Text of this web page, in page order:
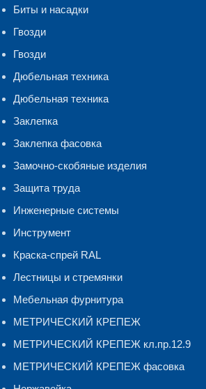
Биты и насадки
Гвозди
Гвозди
Дюбельная техника
Дюбельная техника
Заклепка
Заклепка фасовка
Замочно-скобяные изделия
Защита труда
Инженерные системы
Инструмент
Краска-спрей RAL
Лестницы и стремянки
Мебельная фурнитура
МЕТРИЧЕСКИЙ КРЕПЕЖ
МЕТРИЧЕСКИЙ КРЕПЕЖ кл.пр.12.9
МЕТРИЧЕСКИЙ КРЕПЕЖ фасовка